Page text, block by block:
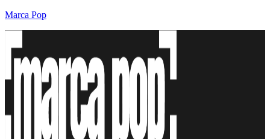
Marca Pop